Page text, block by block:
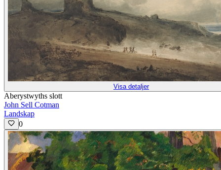
Visa detaljer
Aberystwyths slott
John Sell Cotman
Landskap
0